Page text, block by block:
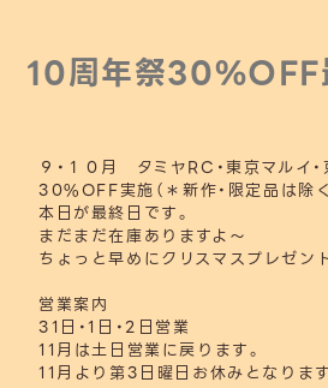
10周年祭30%OFF
９・１０月 タミヤRC・東京マルイ・
30%OFF実施（＊新作・限定品は除く
本日が最終日です。
まだまだ在庫ありますよ～
ちょっと早めにクリスマスプレゼ
営業案内
31日・1日・2日営業
11月は土日営業に戻ります。
11月より第3日曜日お休みとなります